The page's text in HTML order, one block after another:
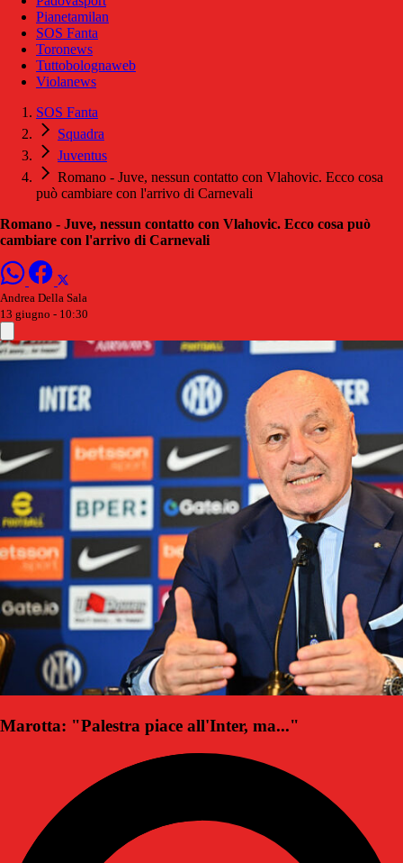
Pianetamilan
SOS Fanta
Toronews
Tuttobolognaweb
Violanews
SOS Fanta
Squadra
Juventus
Romano - Juve, nessun contatto con Vlahovic. Ecco cosa
può cambiare con l'arrivo di Carnevali
Romano - Juve, nessun contatto con Vlahovic. Ecco cosa può
cambiare con l'arrivo di Carnevali
Andrea Della Sala
13 giugno - 10:30
Marotta: "Palestra piace all'Inter, ma..."